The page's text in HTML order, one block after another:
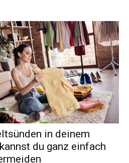
in deinem
du ganz einfach